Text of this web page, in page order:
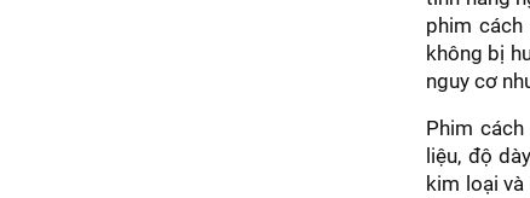
phim
không bị
nguy cơ
Phim
liệu, độ
kim loại